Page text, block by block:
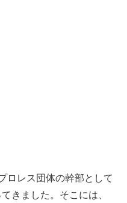
ロレス団体の幹部として
きました。そこには、